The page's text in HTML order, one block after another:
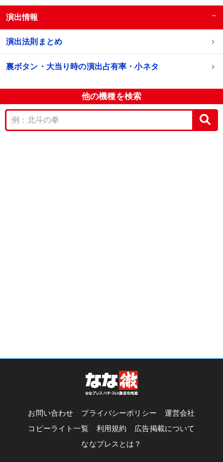
演出情報 −
演出法則まとめ
裏ボタン・大当り時の演出占有率・小ネタ
他の機種を検索
お問い合わせ プライバシーポリシー
運営会社
コピーライト一覧
利用規約
広告掲載について
ななプレスとは？